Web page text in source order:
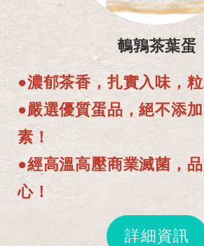
鵪鶉茶葉蛋
●濃郁茶香，扎實入味，粒
●嚴選優質蛋品，絕不添
素！
●經高溫高壓商業滅菌，
心！
詳細資訊